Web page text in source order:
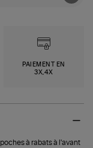
PAIEMENT EN
3X,4X
à rabats à l'avant